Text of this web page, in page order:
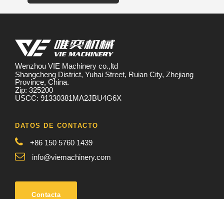
Wenzhou VIE Machinery co.,ltd
Shangcheng District, Yuhai Street, Ruian City, Zhejiang
Province, China.
Zip: 325200
USCC: 91330381MA2JBU4G6X
DATOS DE CONTACTO
+86 150 5760 1439
info@viemachinery.com
Contacta